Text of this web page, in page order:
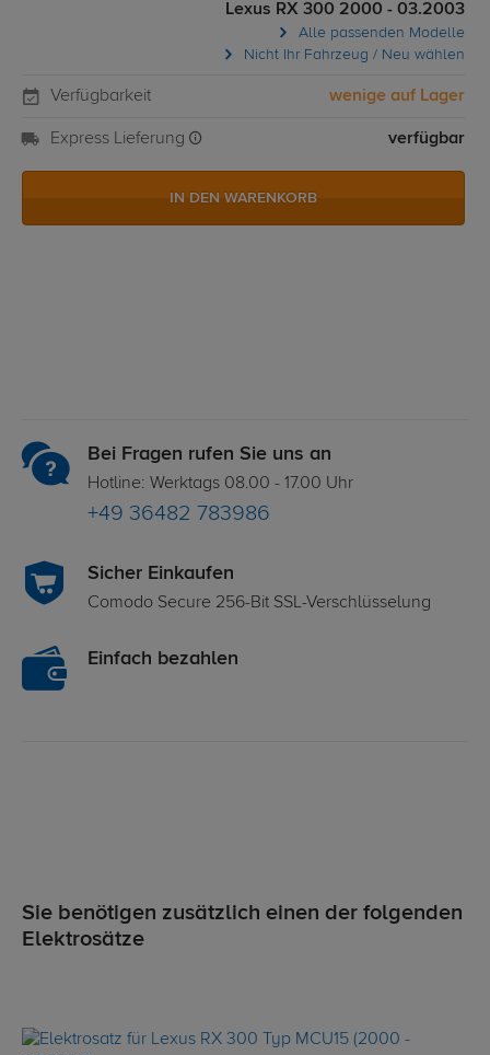
Lexus RX 300 2000 - 03.2003
Alle passenden Modelle
Nicht Ihr Fahrzeug / Neu wählen
Verfügbarkeit wenige auf Lager
Express Lieferung verfügbar
IN DEN WARENKORB
Bei Fragen rufen Sie uns an
Hotline: Werktags 08.00 - 17.00 Uhr
+49 36482 783986
Sicher Einkaufen
Comodo Secure 256-Bit SSL-Verschlüsselung
Einfach bezahlen
Sie benötigen zusätzlich einen der folgenden
Elektrosätze